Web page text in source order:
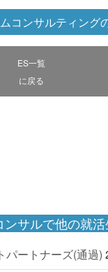
コンサルティング
ES一覧
に戻る
ンサルで他の就
パートナーズ(通過)